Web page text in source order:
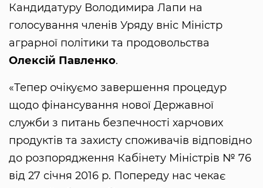
Кандидатуру Володимира Лапи на
голосування членів Уряду вніс Міністр
аграрної політики та продовольства
Олексій Павленко.
«Тепер очікуємо завершення процедур
щодо фінансування нової Державної
служби з питань безпечності харчових
продуктів та захисту споживачів відповідно
до розпорядження Кабінету Міністрів № 76
від 27 січня 2016 р. Попереду нас чекає